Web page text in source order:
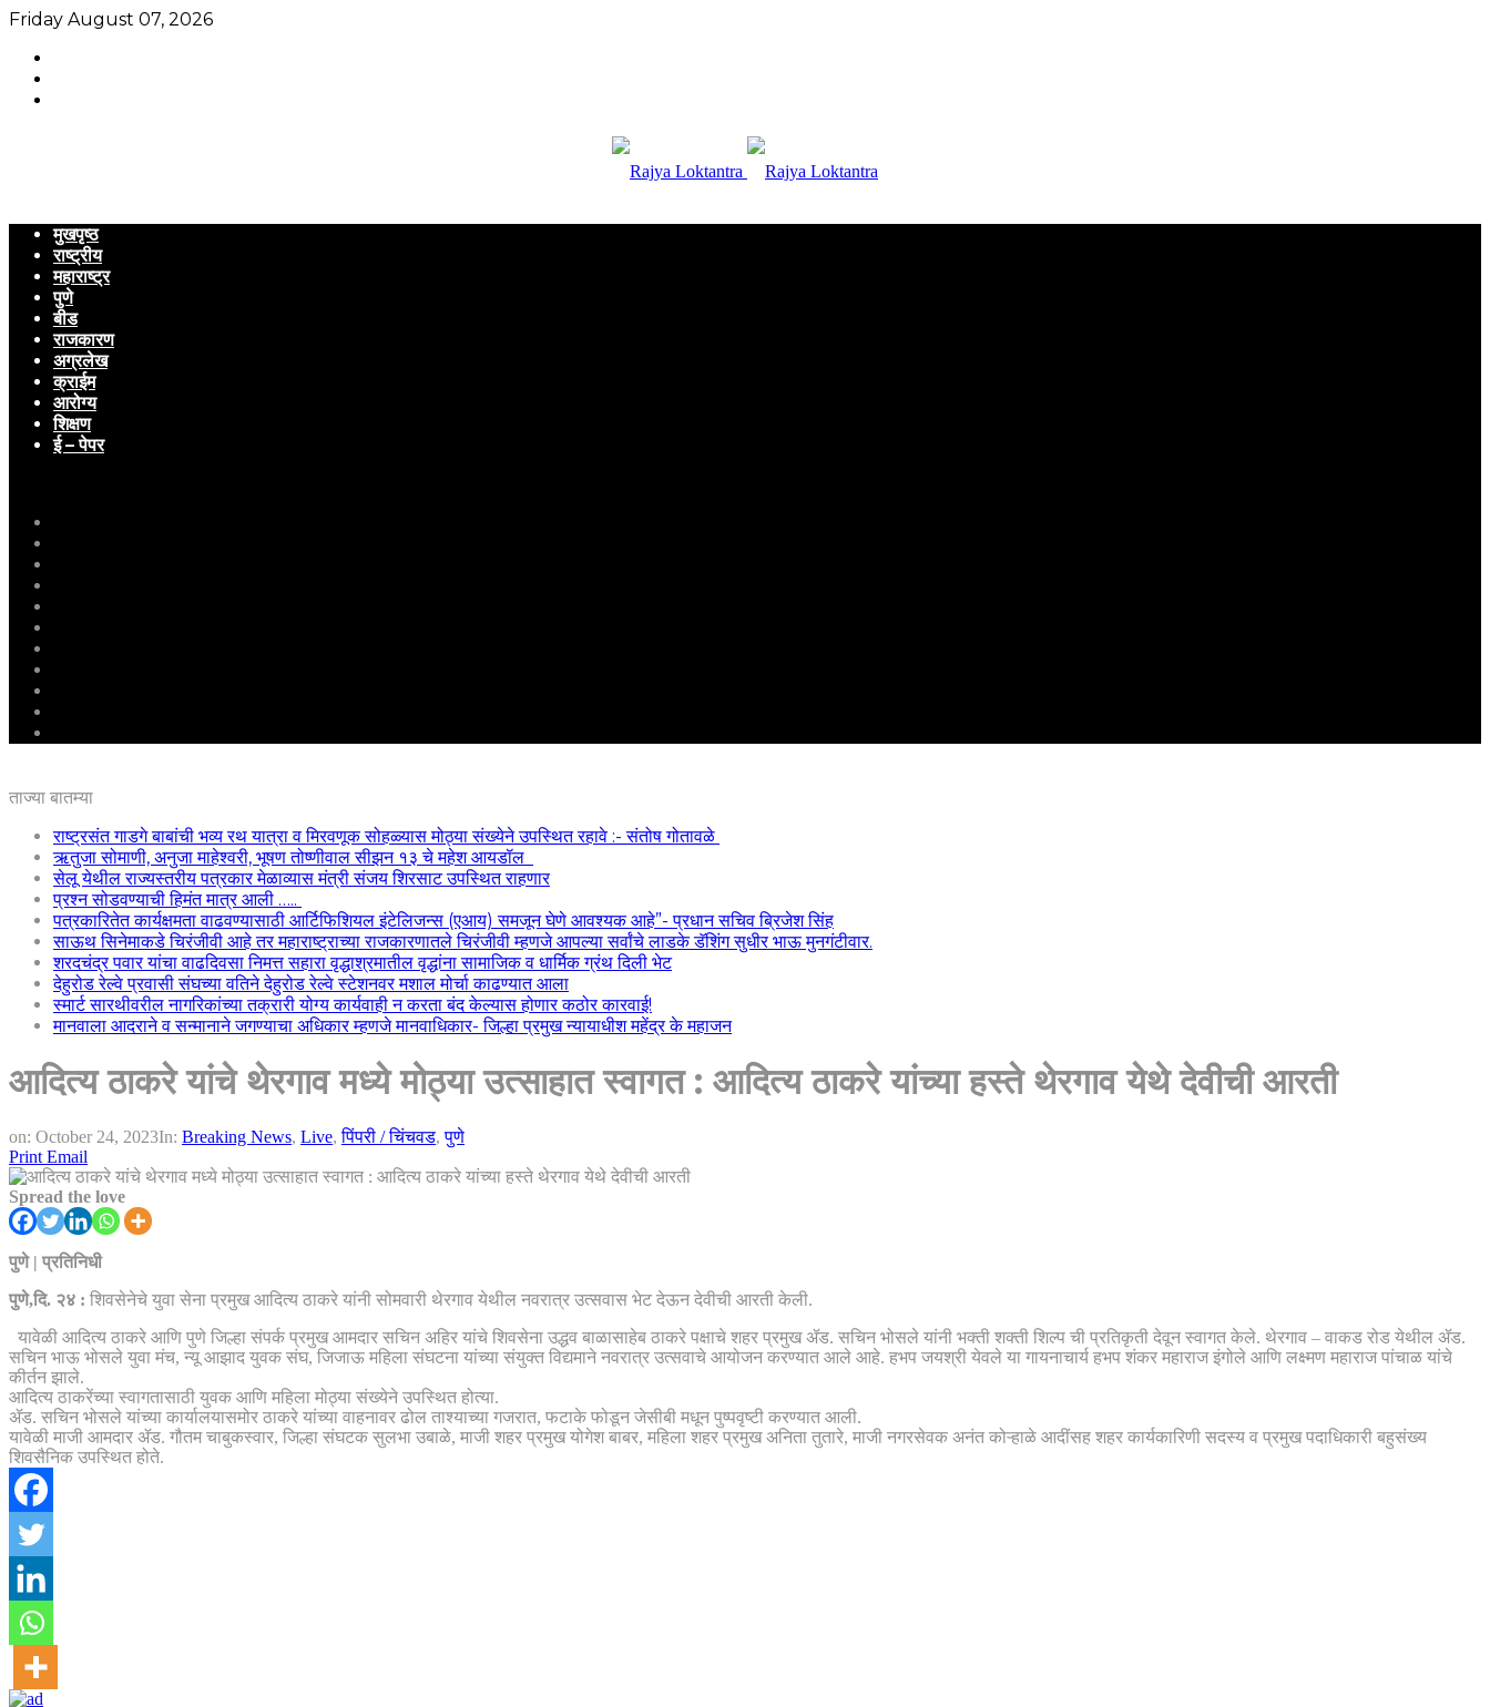
Friday August 07, 2026
मुखपृष्ठ
राष्ट्रीय
महाराष्ट्र
पुणे
बीड
राजकारण
अग्रलेख
क्राईम
आरोग्य
शिक्षण
ई – पेपर
ताज्या बातम्या
राष्ट्रसंत गाडगे बाबांची भव्य रथ यात्रा व मिरवणूक सोहळ्यास मोठ्या संख्येने उपस्थित रहावे :- संतोष गोतावळे
ऋतुजा सोमाणी, अनुजा माहेश्वरी, भूषण तोष्णीवाल सीझन १३ चे महेश आयडॉल
सेलू येथील राज्यस्तरीय पत्रकार मेळाव्यास मंत्री संजय शिरसाट उपस्थित राहणार
प्रश्न सोडवण्याची हिमंत मात्र आली …..
पत्रकारितेत कार्यक्षमता वाढवण्यासाठी आर्टिफिशियल इंटेलिजन्स (एआय) समजून घेणे आवश्यक आहे”- प्रधान सचिव ब्रिजेश सिंह
साऊथ सिनेमाकडे चिरंजीवी आहे तर महाराष्ट्राच्या राजकारणातले चिरंजीवी म्हणजे आपल्या सर्वांचे लाडके डॅशिंग सुधीर भाऊ मुनगंटीवार.
शरदचंद्र पवार यांचा वाढदिवसा निमत्त सहारा वृद्धाश्रमातील वृद्धांना सामाजिक व धार्मिक ग्रंथ दिली भेट
देहुरोड रेल्वे प्रवासी संघच्या वतिने देहुरोड रेल्वे स्टेशनवर मशाल मोर्चा काढण्यात आला
स्मार्ट सारथीवरील नागरिकांच्या तक्रारी योग्य कार्यवाही न करता बंद केल्यास होणार कठोर कारवाई!
मानवाला आदराने व सन्मानाने जगण्याचा अधिकार म्हणजे मानवाधिकार- जिल्हा प्रमुख न्यायाधीश महेंद्र के महाजन
आदित्य ठाकरे यांचे थेरगाव मध्ये मोठ्या उत्साहात स्वागत : आदित्य ठाकरे यांच्या हस्ते थेरगाव येथे देवीची आरती
on: October 24, 2023In: Breaking News, Live,पिंपरी / चिंचवड,पुणे
Print Email
Spread the love
पुणे | प्रतिनिधी
पुणे,दि. २४ : शिवसेनेचे युवा सेना प्रमुख आदित्य ठाकरे यांनी सोमवारी थेरगाव येथील नवरात्र उत्सवास भेट देऊन देवीची आरती केली.
यावेळी आदित्य ठाकरे आणि पुणे जिल्हा संपर्क प्रमुख आमदार सचिन अहिर यांचे शिवसेना उद्धव बाळासाहेब ठाकरे पक्षाचे शहर प्रमुख ॲड. सचिन भोसले यांनी भक्ती शक्ती शिल्प ची प्रतिकृती देवून स्वागत केले. थेरगाव – वाकड रोड येथील ॲड.
सचिन भाऊ भोसले युवा मंच, न्यू आझाद युवक संघ, जिजाऊ महिला संघटना यांच्या संयुक्त विद्यमाने नवरात्र उत्सवाचे आयोजन करण्यात आले आहे. हभप जयश्री येवले या गायनाचार्य हभप शंकर महाराज इंगोले आणि लक्ष्मण महाराज पांचाळ यांचे
कीर्तन झाले.
आदित्य ठाकरेंच्या स्वागतासाठी युवक आणि महिला मोठ्या संख्येने उपस्थित होत्या.
ॲड. सचिन भोसले यांच्या कार्यालयासमोर ठाकरे यांच्या वाहनावर ढोल ताश्याच्या गजरात, फटाके फोडून जेसीबी मधून पुष्पवृष्टी करण्यात आली.
यावेळी माजी आमदार ॲड. गौतम चाबुकस्वार, जिल्हा संघटक सुलभा उबाळे, माजी शहर प्रमुख योगेश बाबर, महिला शहर प्रमुख अनिता तुतारे, माजी नगरसेवक अनंत कोऱ्हाळे आदींसह शहर कार्यकारिणी सदस्य व प्रमुख पदाधिकारी बहुसंख्य
शिवसैनिक उपस्थित होते.